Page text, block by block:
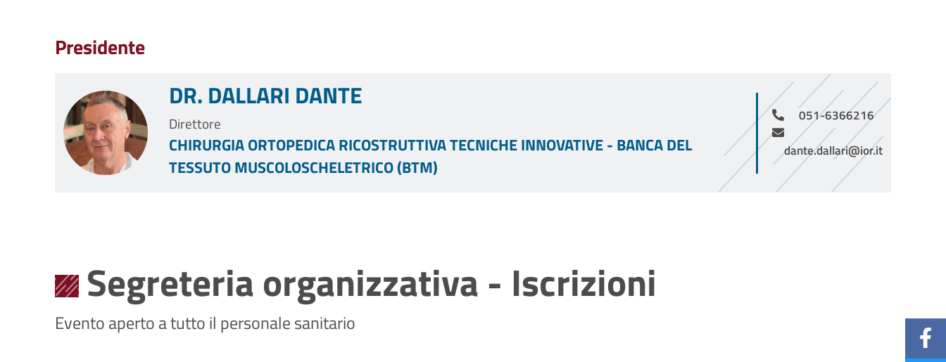
Presidente
051-6366216
dante.dallari@ior.it
DR. DALLARI DANTE
Direttore
CHIRURGIA ORTOPEDICA RICOSTRUTTIVA TECNICHE INNOVATIVE - BANCA DEL
TESSUTO MUSCOLOSCHELETRICO (BTM)
Segreteria organizzativa - Iscrizioni
Evento aperto a tutto il personale sanitario